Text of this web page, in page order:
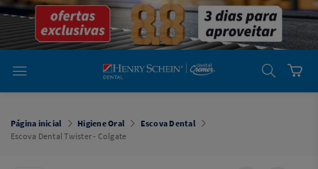
emDental
Cremer -
Henry Schein
Laboratório
Laboratório
Cremer -
Henry Schein
Página inicial Higiene Oral
Escova Dental
Escova Dental Twister - Colgate